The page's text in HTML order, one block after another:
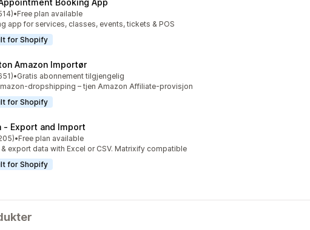
Booking App
stjerner
omtaler
•Free plan available
app for services, classes, events, tickets & POS
for Shopify
Amazon Importør
stjerner
omtaler
•Gratis abonnement tilgjengelig
dropshipping – tjen Amazon Affiliate-provisjon
for Shopify
‑ Export and Import
stjerner
omtaler
•Free plan available
export data with Excel or CSV. Matrixify compatible
for Shopify